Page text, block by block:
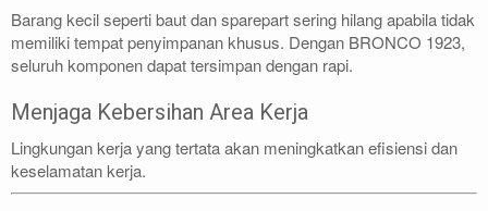
Barang kecil seperti baut dan sparepart sering hilang apabila tidak
memiliki tempat penyimpanan khusus. Dengan BRONCO 1923,
seluruh komponen dapat tersimpan dengan rapi.
Menjaga Kebersihan Area Kerja
Lingkungan kerja yang tertata akan meningkatkan efisiensi dan
keselamatan kerja.